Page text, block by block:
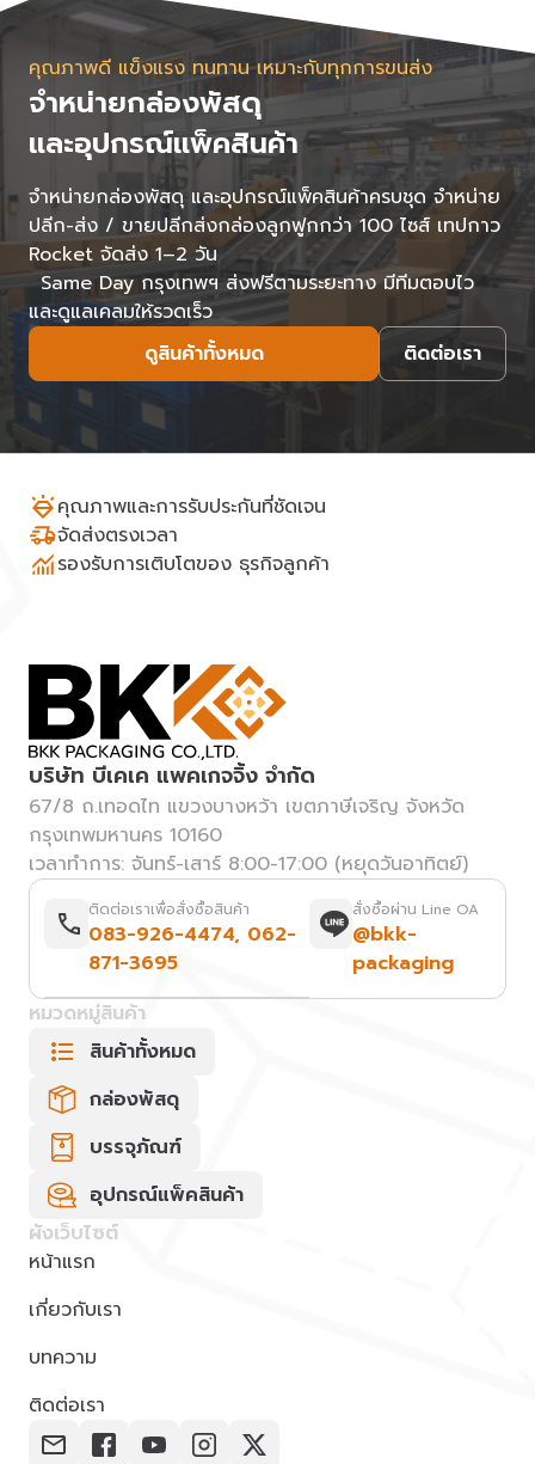
คุณภาพดี แข็งแรง ทนทาน เหมาะกับทุกการขนส่ง
จำหน่ายกล่องพัสดุ
และอุปกรณ์แพ็คสินค้า
จำหน่ายกล่องพัสดุ และอุปกรณ์แพ็คสินค้าครบชุด จำหน่าย
ปลีก-ส่ง / ขายปลีกส่งกล่องลูกฟูกกว่า 100 ไซส์ เทปกาว
Rocket จัดส่ง 1–2 วัน
Same Day กรุงเทพฯ ส่งฟรีตามระยะทาง มีทีมตอบไว
และดูแลเคลมให้รวดเร็ว
ดูสินค้าทั้งหมด
ติดต่อเรา
คุณภาพและการรับประกันที่ชัดเจน
จัดส่งตรงเวลา
รองรับการเติบโตของ ธุรกิจลูกค้า
บริษัท บีเคเค แพคเกจจิ้ง จำกัด
67/8 ถ.เทอดไท แขวงบางหว้า เขตภาษีเจริญ จังหวัด
กรุงเทพมหานคร 10160
เวลาทำการ: จันทร์-เสาร์ 8:00-17:00 (หยุดวันอาทิตย์)
ติดต่อเราเพื่อสั่งซื้อสินค้า
083-926-4474, 062-
871-3695
สั่งซื้อผ่าน Line OA
@bkk-
packaging
หมวดหมู่สินค้า
สินค้าทั้งหมด
กล่องพัสดุ
บรรจุภัณฑ์
อุปกรณ์แพ็คสินค้า
ผังเว็บไซต์
หน้าแรก
เกี่ยวกับเรา
บทความ
ติดต่อเรา